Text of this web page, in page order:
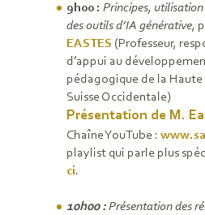
9h00 : Principes,
des outils d’IA générative,
EASTES (Professeur,
d’appui au
pédagogique de la Haute
Suisse Occidentale)
Présentation de M.
Chaîne YouTube :
playlist qui parle plus
ci.
10h00 :Présentation des